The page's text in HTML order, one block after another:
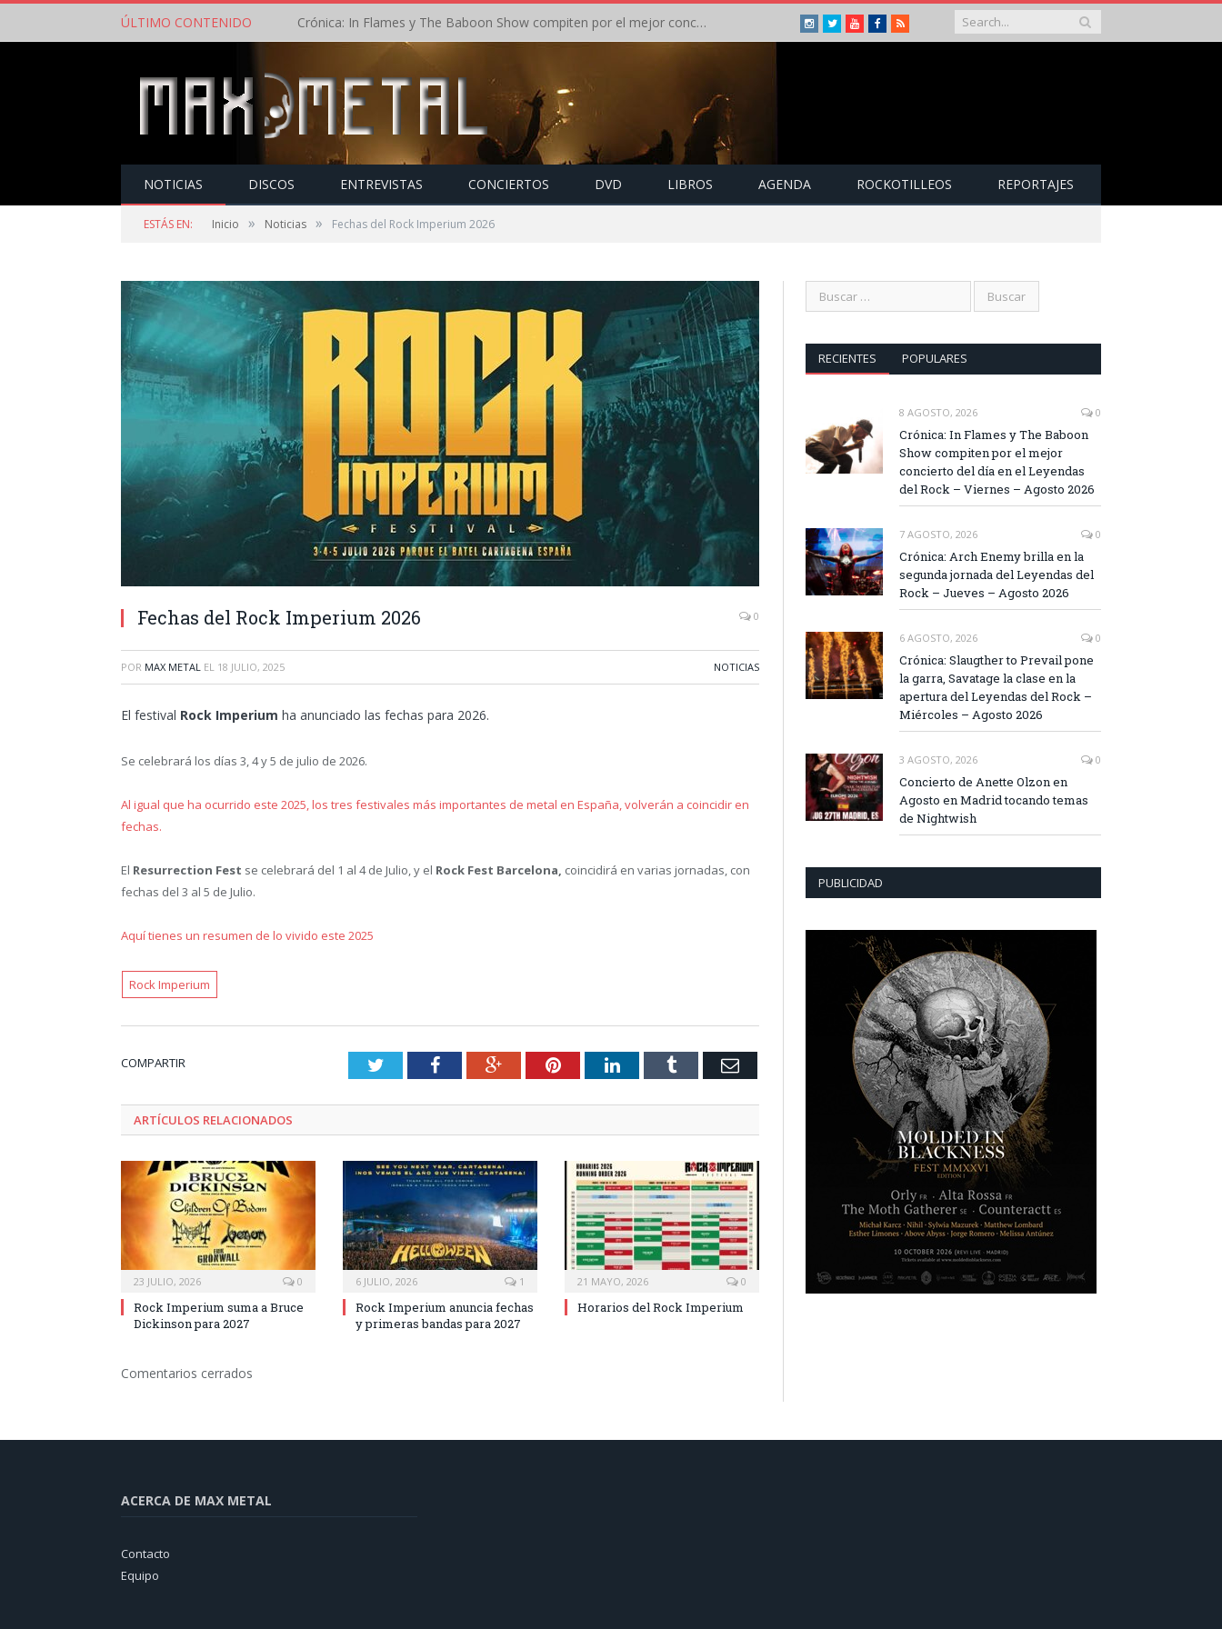
ÚLTIMO CONTENIDO Crónica: In Flames y The Baboon Show compiten por el mejor concierto del día en el Leyendas del Rock – Viernes – Agosto 2026 Instagram
TwitterYoutubeFacebook
RSS
NOTICIAS DISCOS ENTREVISTAS CONCIERTOS DVD LIBROS AGENDA ROCKOTILLEOS REPORTAJES
ESTÁS EN: Inicio » Noticias » Fechas del Rock Imperium 2026
Fechas del Rock Imperium 2026 0
POR MAX METAL EL 18 JULIO, 2025 NOTICIAS
El festival Rock Imperium ha anunciado las fechas para 2026.
Se celebrará los días 3, 4 y 5 de julio de 2026.
Al igual que ha ocurrido este 2025, los tres festivales más importantes de metal en España, volverán a coincidir en
fechas.
El Resurrection Fest se celebrará del 1 al 4 de Julio, y el Rock Fest Barcelona, coincidirá en varias jornadas, con
fechas del 3 al 5 de Julio.
Aquí tienes un resumen de lo vivido este 2025
Rock Imperium
COMPARTIR TwitterFacebookGoogle+PinterestLinkedInTumblr Email
ARTÍCULOS RELACIONADOS
23 JULIO, 2026 0
Rock Imperium suma a Bruce
Dickinson para 2027
6 JULIO, 2026 1
Rock Imperium anuncia fechas
y primeras bandas para 2027
21 MAYO, 2026 0
Horarios del Rock Imperium
Comentarios cerrados
RECIENTES POPULARES
8 AGOSTO, 2026 0
Crónica: In Flames y The Baboon
Show compiten por el mejor
concierto del día en el Leyendas
del Rock – Viernes – Agosto 2026
7 AGOSTO, 2026 0
Crónica: Arch Enemy brilla en la
segunda jornada del Leyendas del
Rock – Jueves – Agosto 2026
6 AGOSTO, 2026 0
Crónica: Slaugther to Prevail pone
la garra, Savatage la clase en la
apertura del Leyendas del Rock –
Miércoles – Agosto 2026
3 AGOSTO, 2026 0
Concierto de Anette Olzon en
Agosto en Madrid tocando temas
de Nightwish
PUBLICIDAD
ACERCA DE MAX METAL
Contacto
Equipo